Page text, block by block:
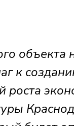
к
роста